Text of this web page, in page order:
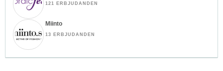
121 ERBJUDANDEN
Miinto
13 ERBJUDANDEN